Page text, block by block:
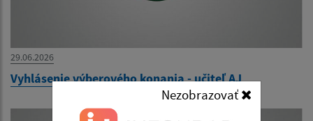
Nezobrazovať
29.06.2026
Vyhlásenie výberového konania - učiteľ AJ